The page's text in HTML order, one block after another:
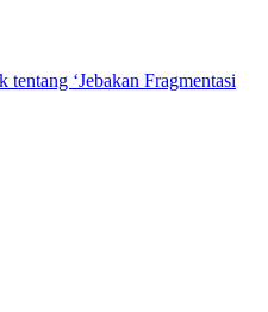
‘Jebakan Fragmentasi